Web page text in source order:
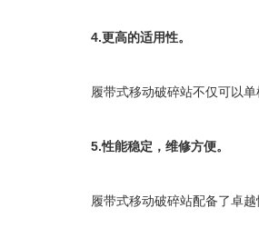
4.更高的适用性。
履带式移动破碎站不仅可以
5.性能稳定，维修方便。
履带式移动破碎站配备了卓